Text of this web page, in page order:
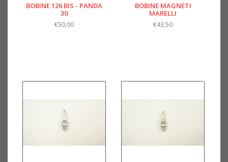
BOBINE 126 BIS - PANDA
30
€50,00
BOBINE MAGNETI
MARELLI
€43,50